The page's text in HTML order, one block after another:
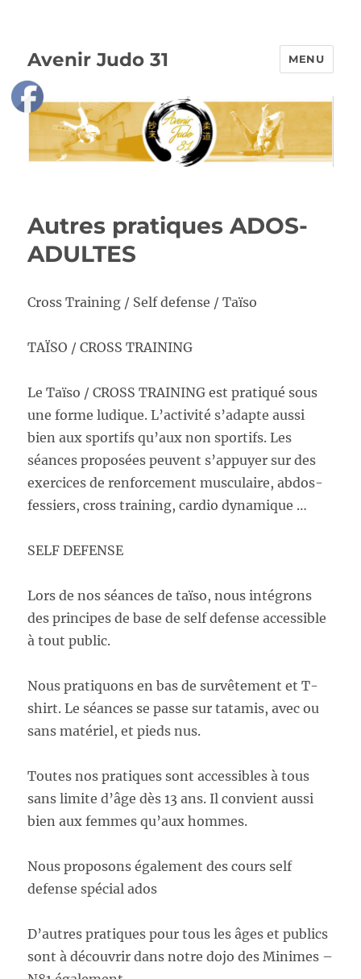
Avenir Judo 31 MENU
Autres pratiques ADOS-
ADULTES
Cross Training / Self defense / Taïso
TAÏSO / CROSS TRAINING
Le Taïso / CROSS TRAINING est pratiqué sous
une forme ludique. L’activité s’adapte aussi
bien aux sportifs qu’aux non sportifs. Les
séances proposées peuvent s’appuyer sur des
exercices de renforcement musculaire, abdos-
fessiers, cross training, cardio dynamique …
SELF DEFENSE
Lors de nos séances de taïso, nous intégrons
des principes de base de self defense accessible
à tout public.
Nous pratiquons en bas de survêtement et T-
shirt. Le séances se passe sur tatamis, avec ou
sans matériel, et pieds nus.
Toutes nos pratiques sont accessibles à tous
sans limite d’âge dès 13 ans. Il convient aussi
bien aux femmes qu’aux hommes.
Nous proposons également des cours self
defense spécial ados
D’autres pratiques pour tous les âges et publics
sont à découvrir dans notre dojo des Minimes –